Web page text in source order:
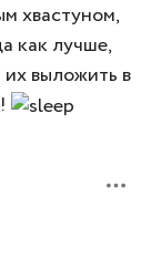
хвастуном,
как лучше,
их выложить в